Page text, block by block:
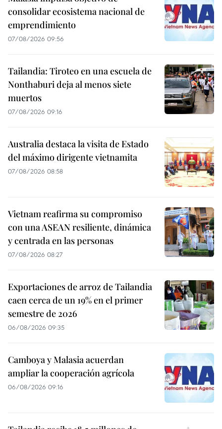
consolidar ecosistema nacional de
emprendimiento
07/08/2026 09:56
Tailandia: Tiroteo en una escuela de
Nonthaburi deja al menos siete
muertos
07/08/2026 09:16
Australia destaca la visita de Estado
del máximo dirigente vietnamita
07/08/2026 08:58
Vietnam reafirma su compromiso
con una ASEAN resiliente, dinámica
y centrada en las personas
07/08/2026 08:27
Exportaciones de arroz de Tailandia
caen cerca de un 19% en el primer
semestre de 2026
06/08/2026 09:35
Camboya y Malasia acuerdan
ampliar la cooperación agrícola
06/08/2026 09:16